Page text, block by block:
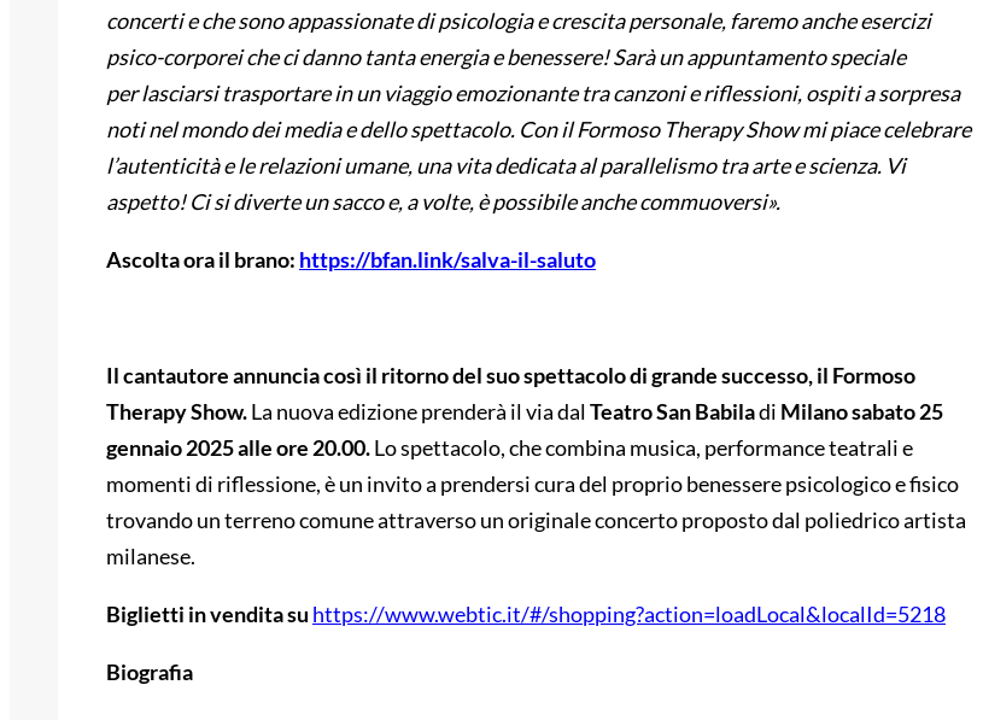
concerti e che sono appassionate di psicologia e crescita personale, faremo anche esercizi
psico-corporei che ci danno tanta energia e benessere! Sarà un appuntamento speciale
per lasciarsi trasportare in un viaggio emozionante tra canzoni e riflessioni, ospiti a sorpresa
noti nel mondo dei media e dello spettacolo. Con il Formoso Therapy Show mi piace celebrare
l’autenticità e le relazioni umane, una vita dedicata al parallelismo tra arte e scienza. Vi
aspetto! Ci si diverte un sacco e, a volte, è possibile anche commuoversi».
Ascolta ora il brano: https://bfan.link/salva-il-saluto
Il cantautore annuncia così il ritorno del suo spettacolo di grande successo, il Formoso
Therapy Show.La nuova edizione prenderà il via dalTeatro San Babiladi Milano sabato 25
gennaio 2025 alle ore 20.00.Lo spettacolo, che combina musica, performance teatrali e
momenti di riflessione, è un invito a prendersi cura del proprio benessere psicologico e fisico
trovando un terreno comune attraverso un originale concerto proposto dal poliedrico artista
milanese.
Biglietti in vendita su https://www.webtic.it/#/shopping?action=loadLocal&localId=5218
Biografia